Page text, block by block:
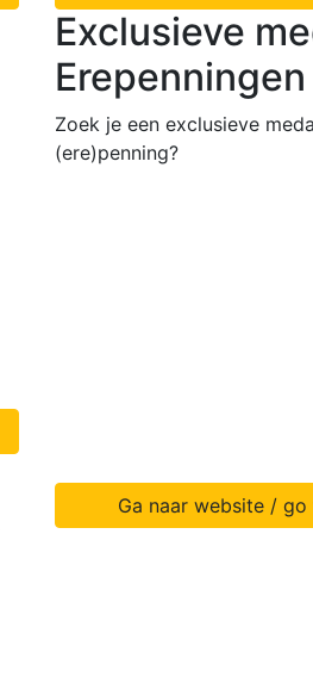
Exclusieve
Erepenningen
Zoek je een exclusieve
(ere)penning?
Ga naar website /